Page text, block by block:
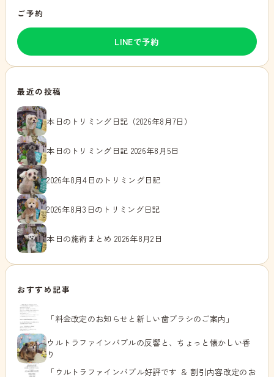
ご予約
LINEで予約
最近の投稿
本日のトリミング日記（2026年8月7日）
本日のトリミング日記 2026年8月5日
2026年8月4日のトリミング日記
2026年8月3日のトリミング日記
本日の施術まとめ 2026年8月2日
おすすめ記事
「料金改定のお知らせと新しい歯ブラシのご案内」
ウルトラファインバブルの反響と、ちょっと懐かしい香
り
「ウルトラファインバブル好評です ＆ 割引内容改定のお